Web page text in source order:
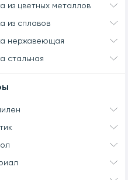
из цветных металлов
из сплавов
нержавеющая
стальная